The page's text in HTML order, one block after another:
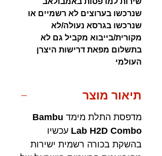
שנרכשו בערוצים לא רשמיים או
שנרכשו בגרסא נעולה/לא
מקורית/בייבוא מקביל גם לא
בתשלום מפאת דרישות היצרן
העולמי
תיאור מוצר
מדפסת התלת מימד Bambu
Lab H2D Combo עכשיו
בהשקת בכורה רשמית ישירות